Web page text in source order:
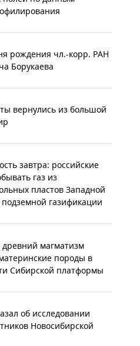
рождения чл.-корр. РАН
Борукаева
вернулись из большой
завтра: российские
газ из
пластов Западной
газификации
магматизм
породы в
Сибирской платформы
об исследовании
Новосибирской